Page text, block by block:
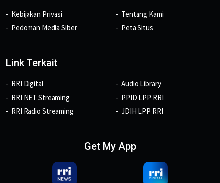
Kebijakan Privasi
Pedoman Media Siber
Tentang Kami
Peta Situs
Link Terkait
RRI Digital
RRI NET Streaming
RRI Radio Streaming
Audio Library
PPID LPP RRI
JDIH LPP RRI
Get My App